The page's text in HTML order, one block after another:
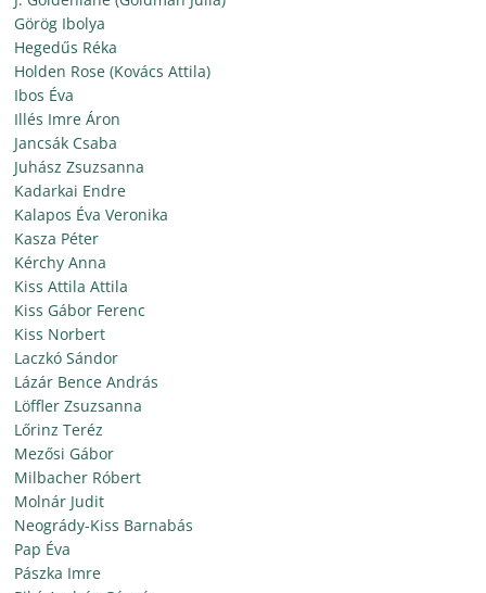
Görög Ibolya
Hegedűs Réka
Holden Rose (Kovács Attila)
Ibos Éva
Illés Imre Áron
Jancsák Csaba
Juhász Zsuzsanna
Kadarkai Endre
Kalapos Éva Veronika
Kasza Péter
Kérchy Anna
Kiss Attila Attila
Kiss Gábor Ferenc
Kiss Norbert
Laczkó Sándor
Lázár Bence András
Löffler Zsuzsanna
Lőrinz Teréz
Mezősi Gábor
Milbacher Róbert
Molnár Judit
Neogrády-Kiss Barnabás
Pap Éva
Pászka Imre